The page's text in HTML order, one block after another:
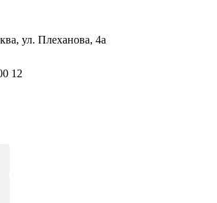
ул. Плеханова, 4а
12